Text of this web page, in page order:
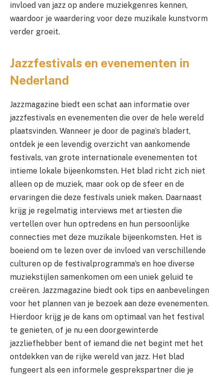
invloed van jazz op andere muziekgenres kennen,
waardoor je waardering voor deze muzikale kunstvorm
verder groeit.
Jazzfestivals en evenementen in
Nederland
Jazzmagazine biedt een schat aan informatie over
jazzfestivals en evenementen die over de hele wereld
plaatsvinden. Wanneer je door de pagina’s bladert,
ontdek je een levendig overzicht van aankomende
festivals, van grote internationale evenementen tot
intieme lokale bijeenkomsten. Het blad richt zich niet
alleen op de muziek, maar ook op de sfeer en de
ervaringen die deze festivals uniek maken. Daarnaast
krijg je regelmatig interviews met artiesten die
vertellen over hun optredens en hun persoonlijke
connecties met deze muzikale bijeenkomsten. Het is
boeiend om te lezen over de invloed van verschillende
culturen op de festivalprogramma’s en hoe diverse
muziekstijlen samenkomen om een uniek geluid te
creëren. Jazzmagazine biedt ook tips en aanbevelingen
voor het plannen van je bezoek aan deze evenementen.
Hierdoor krijg je de kans om optimaal van het festival
te genieten, of je nu een doorgewinterde
jazzliefhebber bent of iemand die net begint met het
ontdekken van de rijke wereld van jazz. Het blad
fungeert als een informele gesprekspartner die je